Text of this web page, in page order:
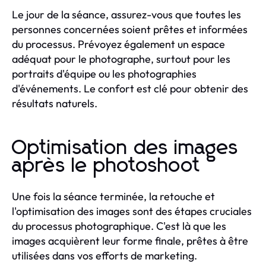
Le jour de la séance, assurez-vous que toutes les
personnes concernées soient prêtes et informées
du processus. Prévoyez également un espace
adéquat pour le photographe, surtout pour les
portraits d'équipe ou les photographies
d'événements. Le confort est clé pour obtenir des
résultats naturels.
Optimisation des images
après le photoshoot
Une fois la séance terminée, la retouche et
l'optimisation des images sont des étapes cruciales
du processus photographique. C'est là que les
images acquièrent leur forme finale, prêtes à être
utilisées dans vos efforts de marketing.